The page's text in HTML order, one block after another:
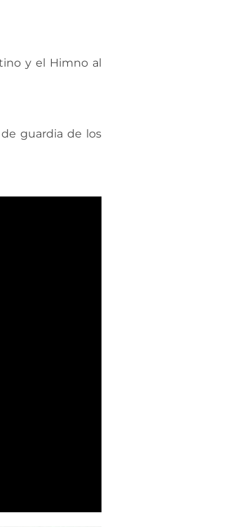
y el Himno al
guardia de los